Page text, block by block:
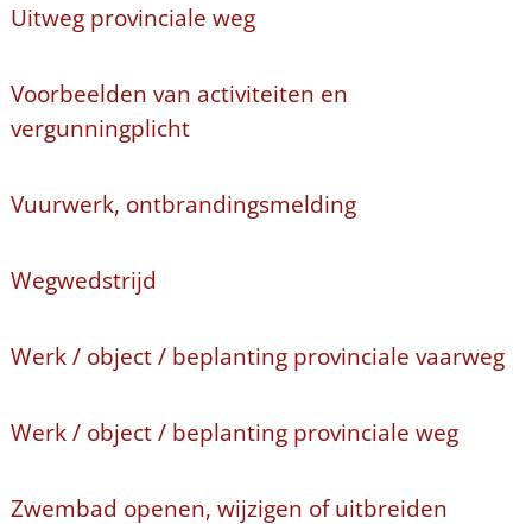
Uitweg provinciale weg
Voorbeelden van activiteiten en
vergunningplicht
Vuurwerk, ontbrandingsmelding
Wegwedstrijd
Werk / object / beplanting provinciale vaarweg
Werk / object / beplanting provinciale weg
Zwembad openen, wijzigen of uitbreiden